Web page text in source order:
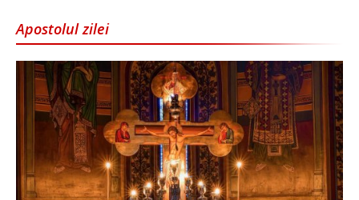
Apostolul zilei